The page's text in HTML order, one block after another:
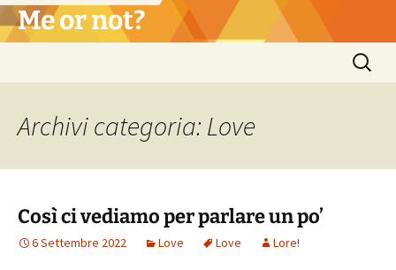
Vai
al Me or not?
Ricerca
per:
Archivi categoria: Love
Così ci vediamo per parlare un po’
6 Settembre 2022 Love Love Lore!